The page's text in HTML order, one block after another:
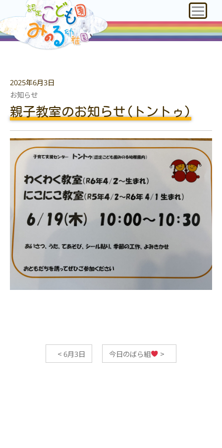
2025年6月3日
お知らせ
親子教室のお知らせ(トントゥ)
<6月3日 今日のばら組 >